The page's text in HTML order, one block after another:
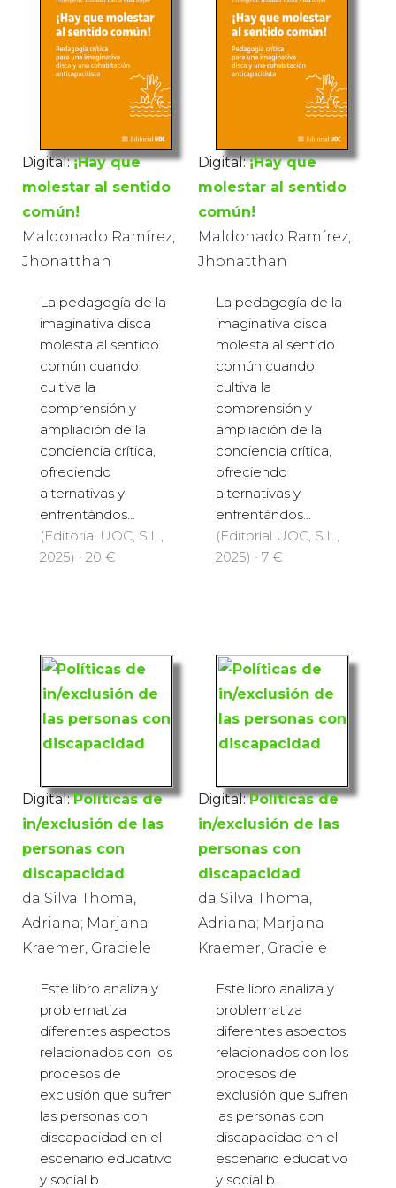
Digital: ¡Hay que
molestar al sentido
común!
Maldonado Ramírez,
Jhonatthan
La pedagogía de la
imaginativa disca
molesta al sentido
común cuando
cultiva la
comprensión y
ampliación de la
conciencia crítica,
ofreciendo
alternativas y
enfrentándos...
(Editorial UOC, S.L.,
2025) · 20 €
Digital: ¡Hay que
molestar al sentido
común!
Maldonado Ramírez,
Jhonatthan
La pedagogía de la
imaginativa disca
molesta al sentido
común cuando
cultiva la
comprensión y
ampliación de la
conciencia crítica,
ofreciendo
alternativas y
enfrentándos...
(Editorial UOC, S.L.,
2025) · 7 €
Digital: Políticas de
in/exclusión de las
personas con
discapacidad
da Silva Thoma,
Adriana; Marjana
Kraemer, Graciele
Este libro analiza y
problematiza
diferentes aspectos
relacionados con los
procesos de
exclusión que sufren
las personas con
discapacidad en el
escenario educativo
y social b...
Digital: Políticas de
in/exclusión de las
personas con
discapacidad
da Silva Thoma,
Adriana; Marjana
Kraemer, Graciele
Este libro analiza y
problematiza
diferentes aspectos
relacionados con los
procesos de
exclusión que sufren
las personas con
discapacidad en el
escenario educativo
y social b...